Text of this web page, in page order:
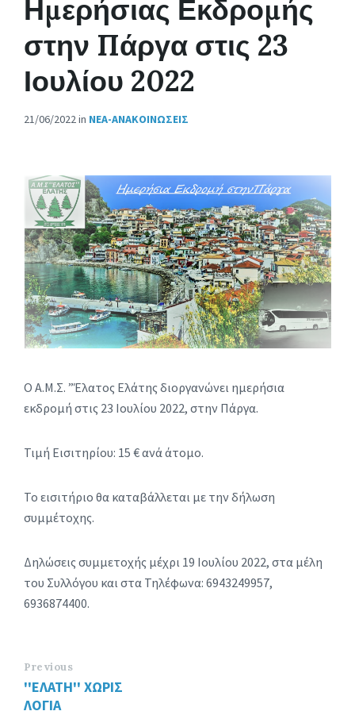
Ημερήσιας Εκδρομής
στην Πάργα στις 23
Ιουλίου 2022
21/06/2022in ΝΈΑ-ΑΝΑΚΟΙΝΏΣΕΙΣ
Ο Α.Μ.Σ. ”Έλατος Ελάτης διοργανώνει ημερήσια
εκδρομή στις 23 Ιουλίου 2022, στην Πάργα.
Τιμή Εισιτηρίου: 15 € ανά άτομο.
Το εισιτήριο θα καταβάλλεται με την δήλωση
συμμέτοχης.
Δηλώσεις συμμετοχής μέχρι 19 Ιουλίου 2022, στα μέλη
του Συλλόγου και στα Τηλέφωνα: 6943249957,
6936874400.
Previous
''ΕΛΑΤΗ'' ΧΩΡΙΣ
ΛΟΓΙΑ